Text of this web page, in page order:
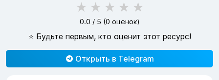
★ ★ ★ ★ ★
0.0 / 5 (0 оценок)
⭐ Будьте первым, кто оценит этот ресурс!
Открыть в Telegram